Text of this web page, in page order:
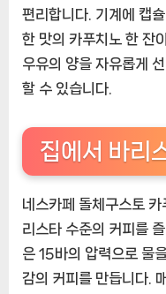
편리합니다. 기계에 캡
한 맛의 카푸치노 한 잔
우유의 양을 자유롭게
할 수 있습니다.
집에서 바리
네스카페 돌체구스토
리스타 수준의 커피를
은 15바의 압력으로 물
감의 커피를 만듭니다.